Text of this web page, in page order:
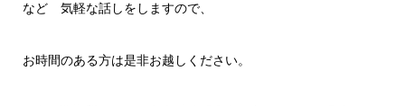
など 気軽な話しをしますので、
お時間のある方は是非お越しください。